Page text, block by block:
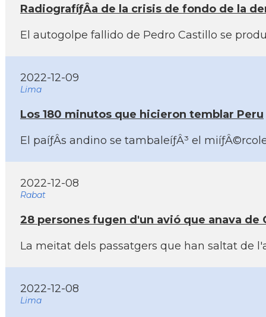
RadiografíƒÂ­a de la crisis de fondo de la
El autogolpe fallido de Pedro Castillo se
2022-12-09
Lima
Los 180 minutos que hicieron temblar Peru
El paíƒÂ­s andino se tambaleíƒÂ³ el
2022-12-08
Rabat
28 persones fugen d'un avió que anava
La meitat dels passatgers que han saltat de
2022-12-08
Lima